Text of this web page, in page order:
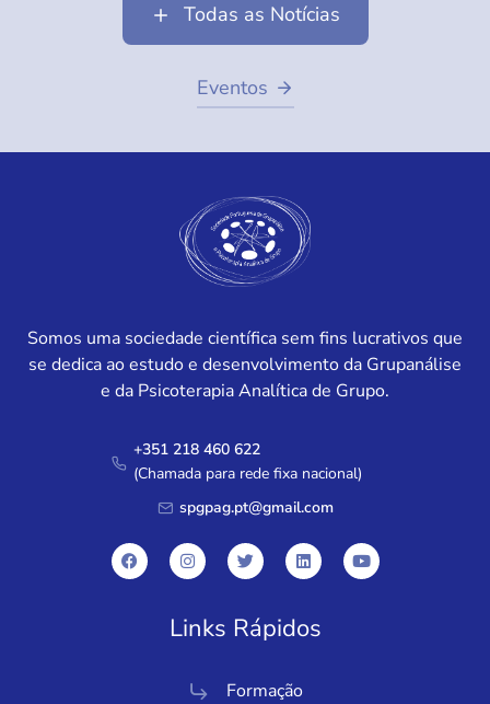
Todas as Notícias
Eventos
Somos uma sociedade científica sem fins lucrativos que
se dedica ao estudo e desenvolvimento da Grupanálise
e da Psicoterapia Analítica de Grupo.
+351 218 460 622
(Chamada para rede fixa nacional)
spgpag.pt@gmail.com
Links Rápidos
Formação